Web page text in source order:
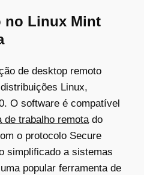
no Linux Mint
de desktop remoto
Linux,
O software é compatível
de trabalho remotado
o protocolo Secure
simplificado a sistemas
popular ferramenta de